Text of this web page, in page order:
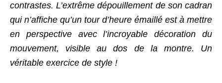
contrastes. L’extrême dépouillement de son cadran
qui n’affiche qu’un tour d’heure émaillé est à mettre
en perspective avec l’incroyable décoration du
mouvement, visible au dos de la montre. Un
véritable exercice de style !